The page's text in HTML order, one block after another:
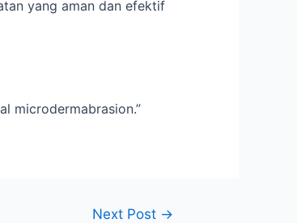
yang aman dan efektif
microdermabrasion.”
Next Post →